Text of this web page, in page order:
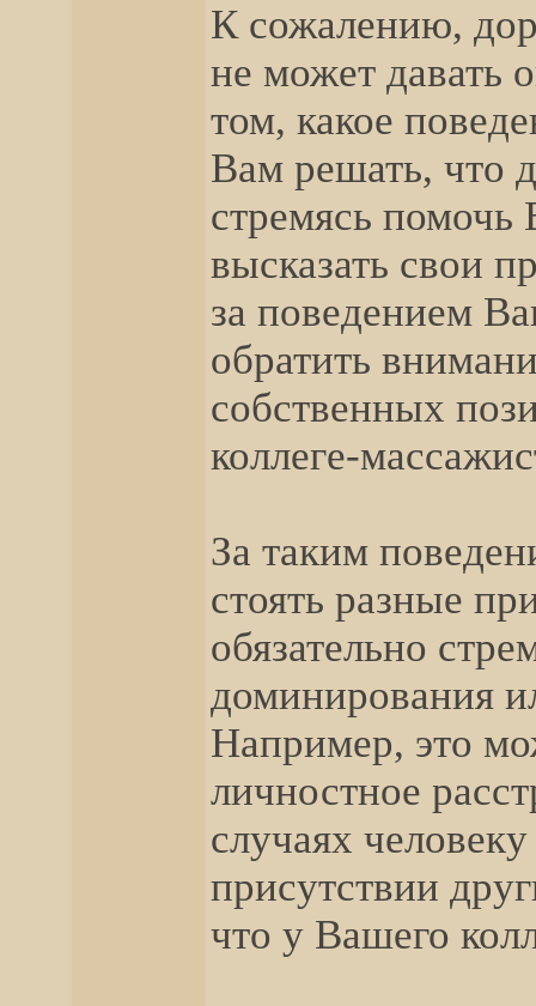
К сожалению,
не может давать
том, какое
Вам решать, что
стремясь помочь
высказать свои
за поведением
обратить
собственных
коллеге-
За таким
стоять разные
обязательно
доминирования
Например, это
личностное
случаях
присутствии
что у Вашего